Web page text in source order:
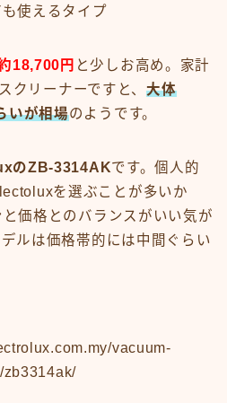
使えるタイプ
18,700円 と少しお高め。家計
クリーナーですと、大体
いが相場のようです。
のZB-3314AKです。個人的
を選ぶことが多いか
価格とのバランスがいい気が
ルは価格帯的には中間ぐらい
vacuum-
zb3314ak/